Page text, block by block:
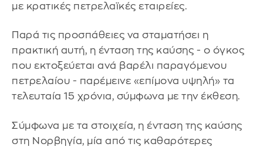
με κρατικές πετρελαϊκές εταιρείες.
Παρά τις προσπάθειες να σταματήσει η
πρακτική αυτή, η ένταση της καύσης - ο όγκος
που εκτοξεύεται ανά βαρέλι παραγόμενου
πετρελαίου - παρέμεινε «επίμονα υψηλή» τα
τελευταία 15 χρόνια, σύμφωνα με την έκθεση.
Σύμφωνα με τα στοιχεία, η ένταση της καύσης
στη Νορβηγία, μία από τις καθαρότερες